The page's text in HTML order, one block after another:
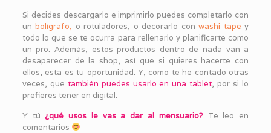
Si decides descargarlo e imprimirlo puedes completarlo con
un bolígrafo, o rotuladores, o decorarlo conwashi tape y
todo lo que se te ocurra para rellenarlo y planificarte como
un pro. Además, estos productos dentro de nada van a
desaparecer de la shop, así que si quieres hacerte con
ellos, esta es tu oportunidad. Y, como te he contado otras
veces, que también puedes usarlo en una tablet, por si lo
prefieres tener en digital.
Y tú ¿qué usos le vas a dar al mensuario?Te leo en
comentarios